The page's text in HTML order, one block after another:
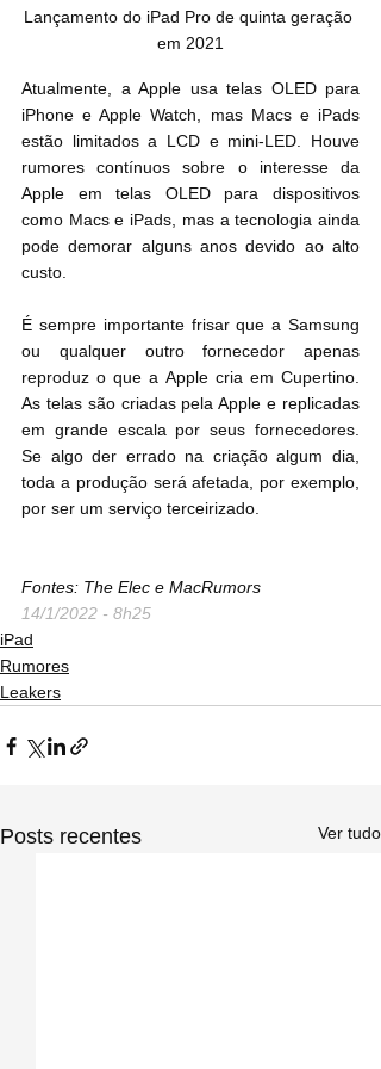
Lançamento do iPad Pro de quinta geração
em 2021
Atualmente, a Apple usa telas OLED para
iPhone e Apple Watch, mas Macs e iPads
estão limitados a LCD e mini-LED. Houve
rumores contínuos sobre o interesse da
Apple em telas OLED para dispositivos
como Macs e iPads, mas a tecnologia ainda
pode demorar alguns anos devido ao alto
custo.
É sempre importante frisar que a Samsung
ou qualquer outro fornecedor apenas
reproduz o que a Apple cria em Cupertino.
As telas são criadas pela Apple e replicadas
em grande escala por seus fornecedores.
Se algo der errado na criação algum dia,
toda a produção será afetada, por exemplo,
por ser um serviço terceirizado.
Fontes: The Elec e MacRumors
14/1/2022 - 8h25
iPad
Rumores
Leakers
Posts recentes Ver tudo